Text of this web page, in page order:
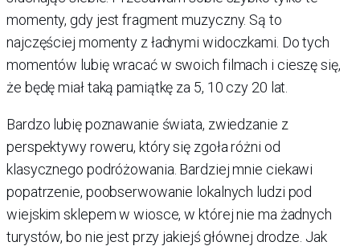
momenty, gdy jest fragment muzyczny. Są to
najczęściej momenty z ładnymi widoczkami. Do tych
momentów lubię wracać w swoich filmach i cieszę się,
że będę miał taką pamiątkę za 5, 10 czy 20 lat.
Bardzo lubię poznawanie świata, zwiedzanie z
perspektywy roweru, który się zgoła różni od
klasycznego podróżowania. Bardziej mnie ciekawi
popatrzenie, poobserwowanie lokalnych ludzi pod
wiejskim sklepem w wiosce, w której nie ma żadnych
turystów, bo nie jest przy jakiejś głównej drodze. Jak